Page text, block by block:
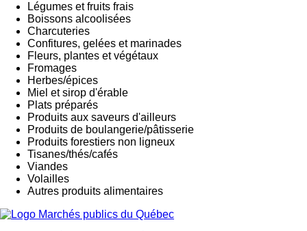
Légumes et fruits frais
Boissons alcoolisées
Charcuteries
Confitures, gelées et marinades
Fleurs, plantes et végétaux
Fromages
Herbes/épices
Miel et sirop d'érable
Plats préparés
Produits aux saveurs d'ailleurs
Produits de boulangerie/pâtisserie
Produits forestiers non ligneux
Tisanes/thés/cafés
Viandes
Volailles
Autres produits alimentaires